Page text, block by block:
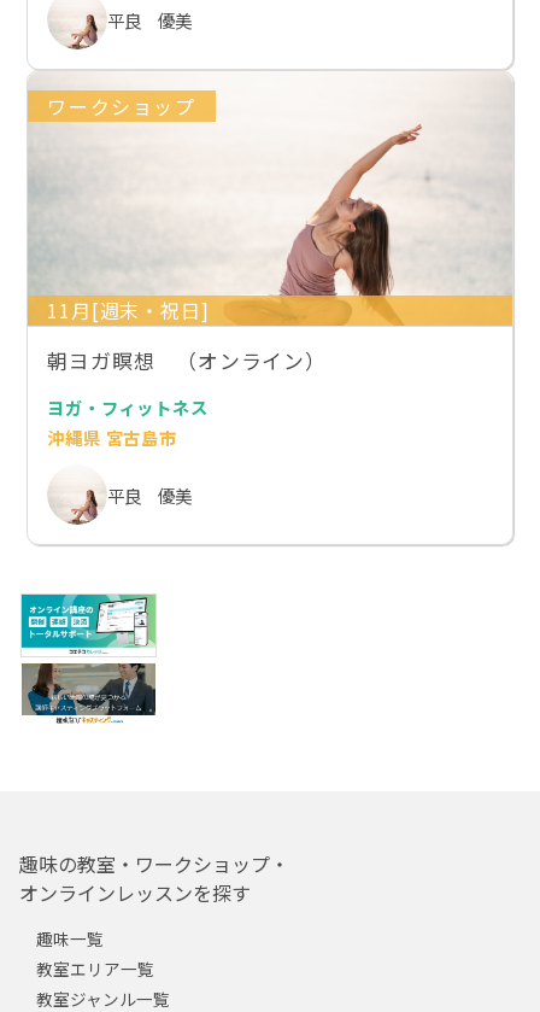
平良 優美
ワークショップ
11月[週末・祝日]
朝ヨガ瞑想 （オンライン）
ヨガ・フィットネス
沖縄県 宮古島市
平良 優美
趣味の教室・ワークショップ・
オンラインレッスンを探す
趣味一覧
教室エリア一覧
教室ジャンル一覧